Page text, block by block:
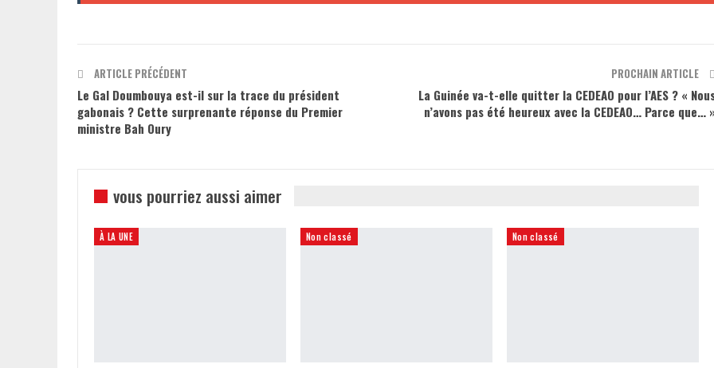
ARTICLE PRÉCÉDENT
Le Gal Doumbouya est-il sur la trace du président
gabonais ? Cette surprenante réponse du Premier
ministre Bah Oury
PROCHAIN ARTICLE
La Guinée va-t-elle quitter la CEDEAO pour l’AES ? «
n’avons pas été heureux avec la CEDEAO… Parce que…
vous pourriez aussi aimer
À LA UNE Non classé Non classé